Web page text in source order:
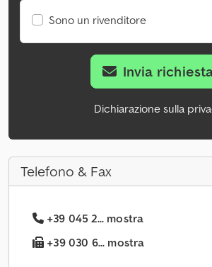
Sono un rivenditore
Invia
Dichiarazione sulla
Telefono & Fax
+39 045 2... mostra
+39 030 6... mostra